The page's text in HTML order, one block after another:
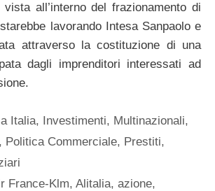
vista all’interno del frazionamento di
lavorando Intesa Sanpaolo e
attraverso la costituzione di una
dagli imprenditori interessati ad
Italia, Investimenti, Multinazionali,
, Politica Commerciale, Prestiti,
France-Klm,Alitalia,azione,